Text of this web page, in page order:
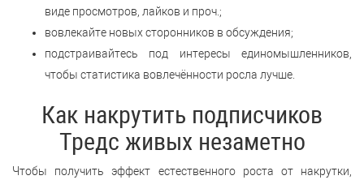
виде просмотров, лайков и проч.;
вовлекайте новых сторонников в обсуждения;
подстраивайтесь под интересы единомышленников,
чтобы статистика вовлечённости росла лучше.
Как накрутить подписчиков
Тредс живых незаметно
Чтобы получить эффект естественного роста от накрутки,